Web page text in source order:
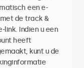
een e-
de track &
link. Indien u een
heeft
kunt u de